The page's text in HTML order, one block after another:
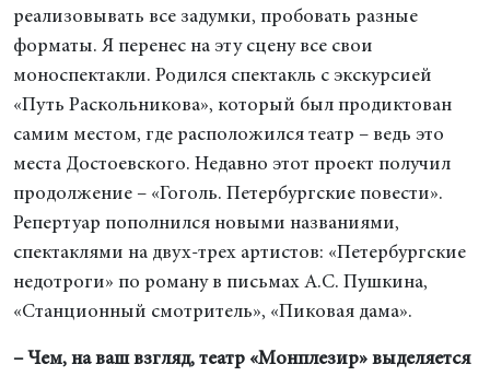
реализовывать все задумки, пробовать разные
форматы. Я перенес на эту сцену все свои
моноспектакли. Родился спектакль с экскурсией
«Путь Раскольникова», который был продиктован
самим местом, где расположился театр – ведь это
места Достоевского. Недавно этот проект получил
продолжение – «Гоголь. Петербургские повести».
Репертуар пополнился новыми названиями,
спектаклями на двух-трех артистов: «Петербургские
недотроги» по роману в письмах А.С. Пушкина,
«Станционный смотритель», «Пиковая дама».
– Чем, на ваш взгляд, театр «Монплезир» выделяется